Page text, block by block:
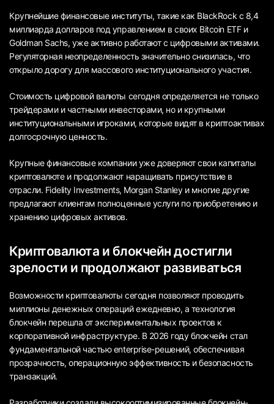
Крупнейшие финансовые институты, такие как BlackRock с 8,4
миллиарда долларов под управлением в своих Bitcoin ETF и
Goldman Sachs, уже активно работают с цифровыми активами.
Регуляторная неопределенность значительно снизилась, что
открыло дорогу для массового институционального участия.
Стоимость цифровой валюты сегодня определяется не только
трейдерами и частными инвесторами, но и крупными
институциональными игроками, которые видят в криптоактивах
долгосрочную ценность.
Крупные финансовые компании уже доверяют свои капиталы
криптовалюте и продолжают наращивать присутствие в
отрасли. Fidelity Investments, Morgan Stanley и многие другие
предлагают клиентам полноценные услуги по приобретению и
хранению цифровых активов.
Криптовалюта и блокчейн достигли
зрелости и продолжают развиваться
Возможности криптовалюты сегодня позволяют проводить
миллионы денежных операций ежедневно, а технология
блокчейн перешла от экспериментальных проектов к
корпоративной инфраструктуре. В 2026 году блокчейн стал
фундаментальной частью enterprise-решений, обеспечивая
прозрачность, операционную эффективность и безопасность
транзакций.